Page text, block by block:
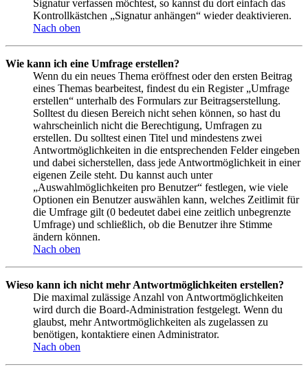
Signatur verfassen möchtest, so kannst du dort einfach das
Kontrollkästchen „Signatur anhängen“ wieder deaktivieren.
Nach oben
Wie kann ich eine Umfrage erstellen?
Wenn du ein neues Thema eröffnest oder den ersten Beitrag
eines Themas bearbeitest, findest du ein Register „Umfrage
erstellen“ unterhalb des Formulars zur Beitragserstellung.
Solltest du diesen Bereich nicht sehen können, so hast du
wahrscheinlich nicht die Berechtigung, Umfragen zu
erstellen. Du solltest einen Titel und mindestens zwei
Antwortmöglichkeiten in die entsprechenden Felder eingeben
und dabei sicherstellen, dass jede Antwortmöglichkeit in einer
eigenen Zeile steht. Du kannst auch unter
„Auswahlmöglichkeiten pro Benutzer“ festlegen, wie viele
Optionen ein Benutzer auswählen kann, welches Zeitlimit für
die Umfrage gilt (0 bedeutet dabei eine zeitlich unbegrenzte
Umfrage) und schließlich, ob die Benutzer ihre Stimme
ändern können.
Nach oben
Wieso kann ich nicht mehr Antwortmöglichkeiten erstellen?
Die maximal zulässige Anzahl von Antwortmöglichkeiten
wird durch die Board-Administration festgelegt. Wenn du
glaubst, mehr Antwortmöglichkeiten als zugelassen zu
benötigen, kontaktiere einen Administrator.
Nach oben